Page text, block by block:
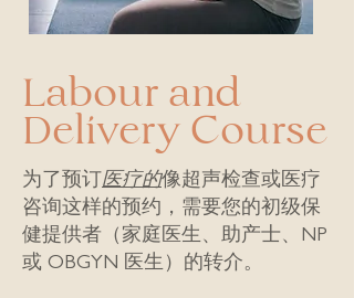
Labour and
Delivery Course
为了预订 医疗的像超声检查或医疗
咨询这样的预约，需要您的初级保
健提供者（家庭医生、助产士、NP
或 OBGYN 医生）的转介。